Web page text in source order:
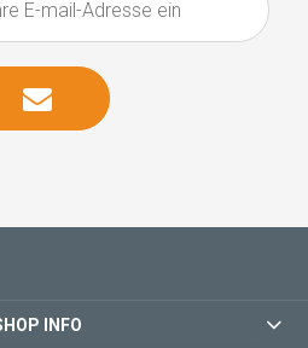
INFO